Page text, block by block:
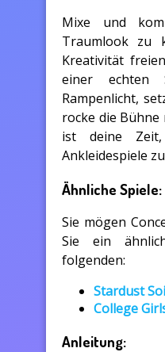
Mixe und
Traumlook zu
Kreativität
einer echten
Rampenlicht,
rocke die Bühne
ist deine
Ankleidespiele
Ähnliche Spiele:
Sie mögen
Sie ein
folgenden:
Stardust
College
Anleitung: